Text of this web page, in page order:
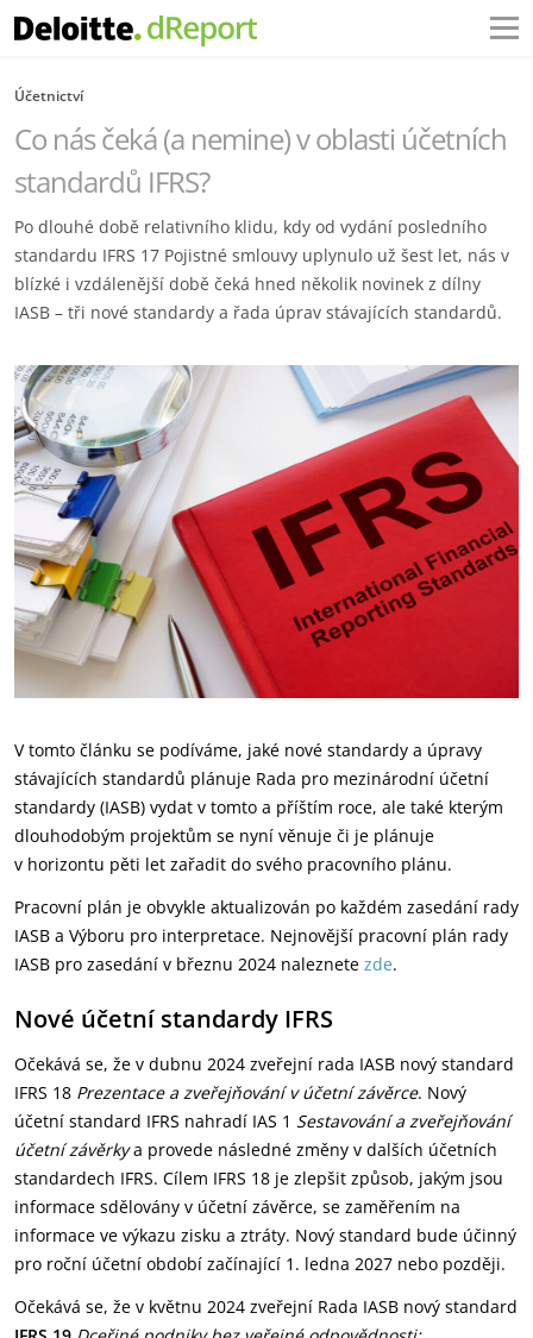
Účetnictví
Co nás čeká (a nemine) v oblasti účetních
standardů IFRS?
Po dlouhé době relativního klidu, kdy od vydání posledního
standardu IFRS 17 Pojistné smlouvy uplynulo už šest let, nás v
blízké i vzdálenější době čeká hned několik novinek z dílny
IASB – tři nové standardy a řada úprav stávajících standardů.
V tomto článku se podíváme, jaké nové standardy a úpravy
stávajících standardů plánuje Rada pro mezinárodní účetní
standardy (IASB) vydat v tomto a příštím roce, ale také kterým
dlouhodobým projektům se nyní věnuje či je plánuje
v horizontu pěti let zařadit do svého pracovního plánu.
Pracovní plán je obvykle aktualizován po každém zasedání rady
IASB a Výboru pro interpretace. Nejnovější pracovní plán rady
IASB pro zasedání v březnu 2024 naleznete zde.
Nové účetní standardy IFRS
Očekává se, že v dubnu 2024 zveřejní rada IASB nový standard
IFRS 18 Prezentace a zveřejňování v účetní závěrce. Nový
účetní standard IFRS nahradí IAS 1 Sestavování a zveřejňování
účetní závěrkya provede následné změny v dalších účetních
standardech IFRS. Cílem IFRS 18 je zlepšit způsob, jakým jsou
informace sdělovány v účetní závěrce, se zaměřením na
informace ve výkazu zisku a ztráty. Nový standard bude účinný
pro roční účetní období začínající 1. ledna 2027 nebo později.
Očekává se, že v květnu 2024 zveřejní Rada IASB nový standard